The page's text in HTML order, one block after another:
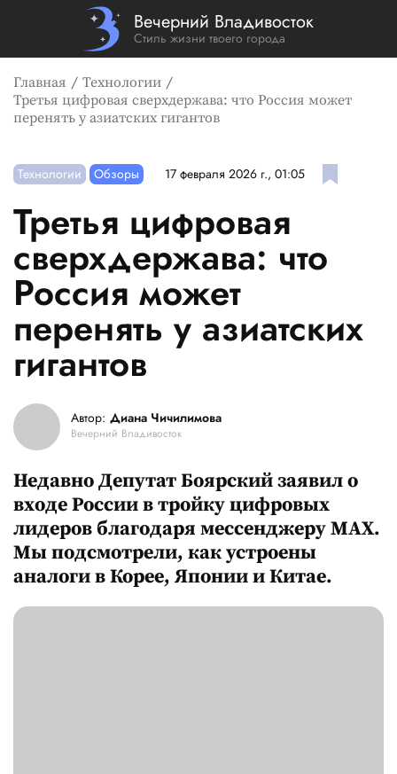
Вечерний Владивосток
Стиль жизни твоего города
Главная
Технологии
Третья цифровая сверхдержава: что Россия может
перенять у азиатских гигантов
Технологии Обзоры 17 февраля 2026 г., 01:05
Третья цифровая
сверхдержава: что
Россия может
перенять у азиатских
гигантов
Автор: Диана Чичилимова
Вечерний Владивосток
Недавно Депутат Боярский заявил о
входе России в тройку цифровых
лидеров благодаря мессенджеру MAX.
Мы подсмотрели, как устроены
аналоги в Корее, Японии и Китае.